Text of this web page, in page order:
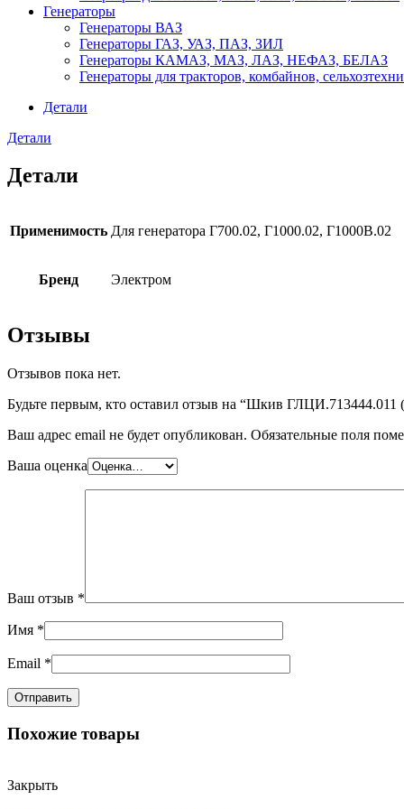
Генераторы
Генераторы ВАЗ
Генераторы ГАЗ, УАЗ, ПАЗ, ЗИЛ
Генераторы КАМАЗ, МАЗ, ЛАЗ, НЕФАЗ, БЕЛАЗ
Генераторы для тракторов, комбайнов,
Детали
Детали
Детали
Применимость Для генератора Г700.02, Г1000.02, Г1000В.02
Бренд Электром
Отзывы
Отзывов пока нет.
Будьте первым, кто оставил отзыв на “Шкив ГЛЦИ.713444.011
Ваш адрес email не будет опубликован. Обязательные поля
Ваша оценка
Ваш отзыв *
Имя *
Email *
Похожие товары
Закрыть